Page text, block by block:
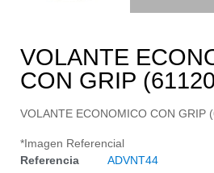
VOLANTE
CON GRIP
VOLANTE ECONOMICO CON GRIP
*Imagen Referencial
Referencia
ADVNT44